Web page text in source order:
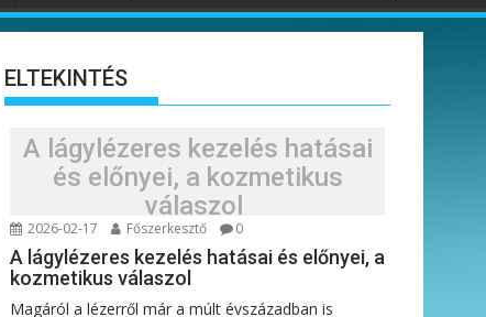
ELTEKINTÉS
A lágylézeres kezelés hatásai
és előnyei, a kozmetikus
válaszol
2026-02-17 Főszerkesztő 0
A lágylézeres kezelés hatásai és előnyei, a
kozmetikus válaszol
Magáról a lézerről már a múlt évszázadban is